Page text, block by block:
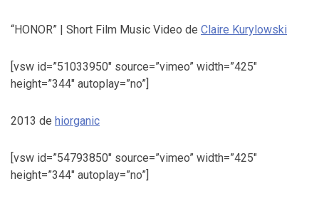
“HONOR” | Short Film Music Video de Claire Kurylowski
[vsw id=”51033950″ source=”vimeo” width=”425″
height=”344″ autoplay=”no”]
2013 de hiorganic
[vsw id=”54793850″ source=”vimeo” width=”425″
height=”344″ autoplay=”no”]